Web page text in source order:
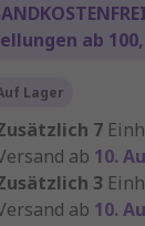
ab
Lager
7
ab 10.
3
ab 10.